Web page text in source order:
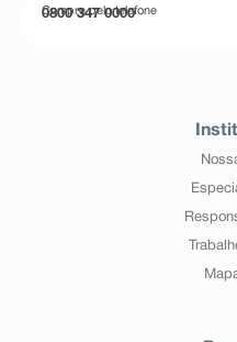
Compre pelo telefone
0800 347 0000